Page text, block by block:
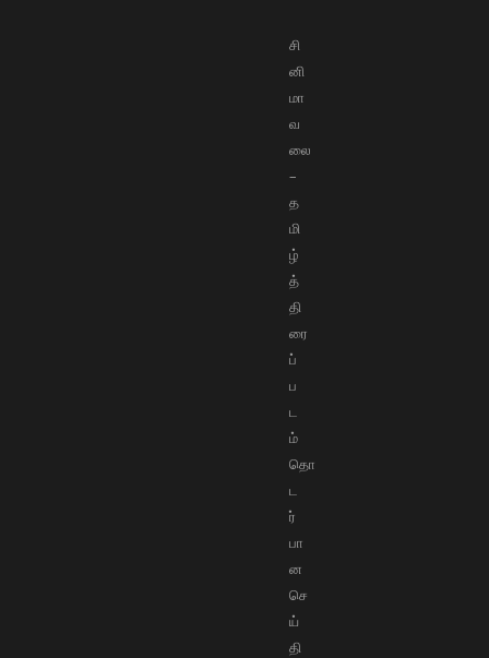
சி
னி
மா
வ
லை
–
த
மி
ழ்
த்
தி
ரை
ப்
ப
ட
ம்
தொ
ட
ர்
பா
ன
செ
ய்
தி